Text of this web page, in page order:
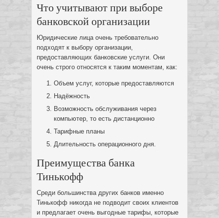
Что учитывают при выборе
банковской организации
Юридические лица очень требовательно
подходят к выбору организации,
предоставляющих банковские услуги. Они
очень строго относятся к таким моментам, как:
Объем услуг, которые предоставляются
Надёжность
Возможность обслуживания через
компьютер, то есть дистанционно
Тарифные планы
Длительность операционного дня.
Преимущества банка
Тинькофф
Среди большинства других банков именно
Тинькофф никогда не подводит своих клиентов
и предлагает очень выгодные тарифы, которые